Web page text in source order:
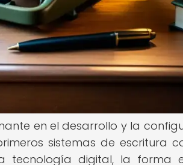
en el desarrollo y la
sistemas de escritura
tecnología digital, la forma